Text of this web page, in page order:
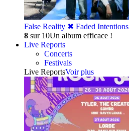
False Reality ✖︎ Faded Intentions
8 sur 10Un album efficace !
Live Reports
Concerts
Festivals
Live ReportsVoir plus